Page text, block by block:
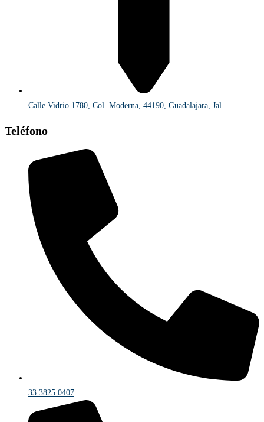
Calle Vidrio 1780, Col. Moderna, 44190, Guadalajara, Jal.
Teléfono
33 3825 0407